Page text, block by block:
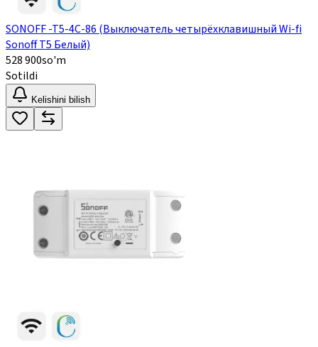
SONOFF -T5-4C-86 (Выключатель четырёхклавишный Wi-fi
Sonoff T5 Белый)
528 900so'm
Sotildi
Kelishini bilish